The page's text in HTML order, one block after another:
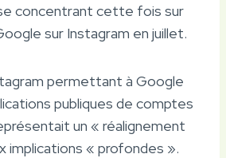
concentrant cette fois sur
sur Instagram en juillet.
permettant à Google
publiques de comptes
un « réalignement
implications « profondes ».